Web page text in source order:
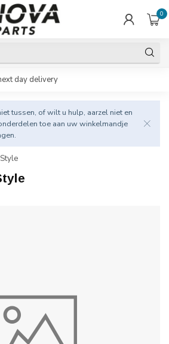
0
day delivery
tussen, of wilt u hulp, aarzel niet en
toe aan uw winkelmandje